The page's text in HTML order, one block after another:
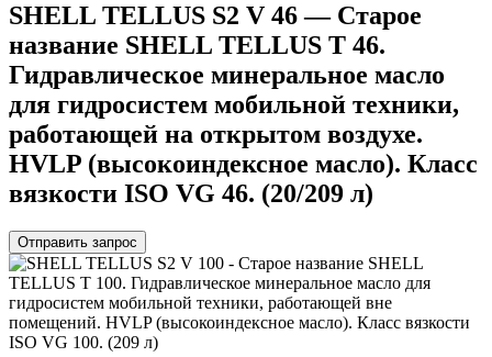
SHELL TELLUS S2 V 46 — Старое
название SHELL TELLUS T 46.
Гидравлическое минеральное масло
для гидросистем мобильной техники,
работающей на открытом воздухе.
HVLP (высокоиндексное масло). Класс
вязкости ISO VG 46. (20/209 л)
Отправить запрос